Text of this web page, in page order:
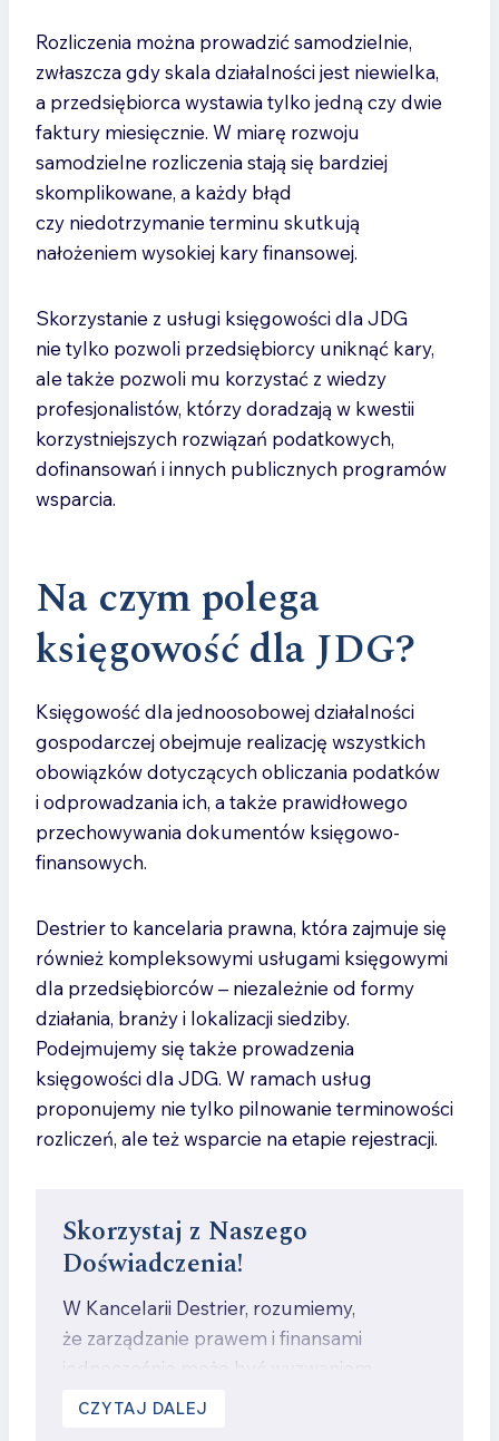
Rozliczenia można prowadzić samodzielnie,
zwłaszcza gdy skala działalności jest niewielka,
a przedsiębiorca wystawia tylko jedną czy dwie
faktury miesięcznie. W miarę rozwoju
samodzielne rozliczenia stają się bardziej
skomplikowane, a każdy błąd
czy niedotrzymanie terminu skutkują
nałożeniem wysokiej kary finansowej.
Skorzystanie z usługi księgowości dla JDG
nie tylko pozwoli przedsiębiorcy uniknąć kary,
ale także pozwoli mu korzystać z wiedzy
profesjonalistów, którzy doradzają w kwestii
korzystniejszych rozwiązań podatkowych,
dofinansowań i innych publicznych programów
wsparcia.
Na czym polega
księgowość dla JDG?
Księgowość dla jednoosobowej działalności
gospodarczej obejmuje realizację wszystkich
obowiązków dotyczących obliczania podatków
i odprowadzania ich, a także prawidłowego
przechowywania dokumentów księgowo-
finansowych.
Destrier to kancelaria prawna, która zajmuje się
również kompleksowymi usługami księgowymi
dla przedsiębiorców – niezależnie od formy
działania, branży i lokalizacji siedziby.
Podejmujemy się także prowadzenia
księgowości dla JDG. W ramach usług
proponujemy nie tylko pilnowanie terminowości
rozliczeń, ale też wsparcie na etapie rejestracji.
Skorzystaj z Naszego
Doświadczenia!
W Kancelarii Destrier, rozumiemy,
że zarządzanie prawem i finansami
jednocześnie może być wyzwaniem.
Dlatego nasz zespół specjalistów jest
CZYTAJ DALEJ